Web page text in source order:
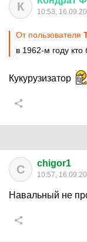
К 10:53,
От пользователя
в 1962-м году кто
Кукурузизатор
C chigor1
10:57,
Навальный не